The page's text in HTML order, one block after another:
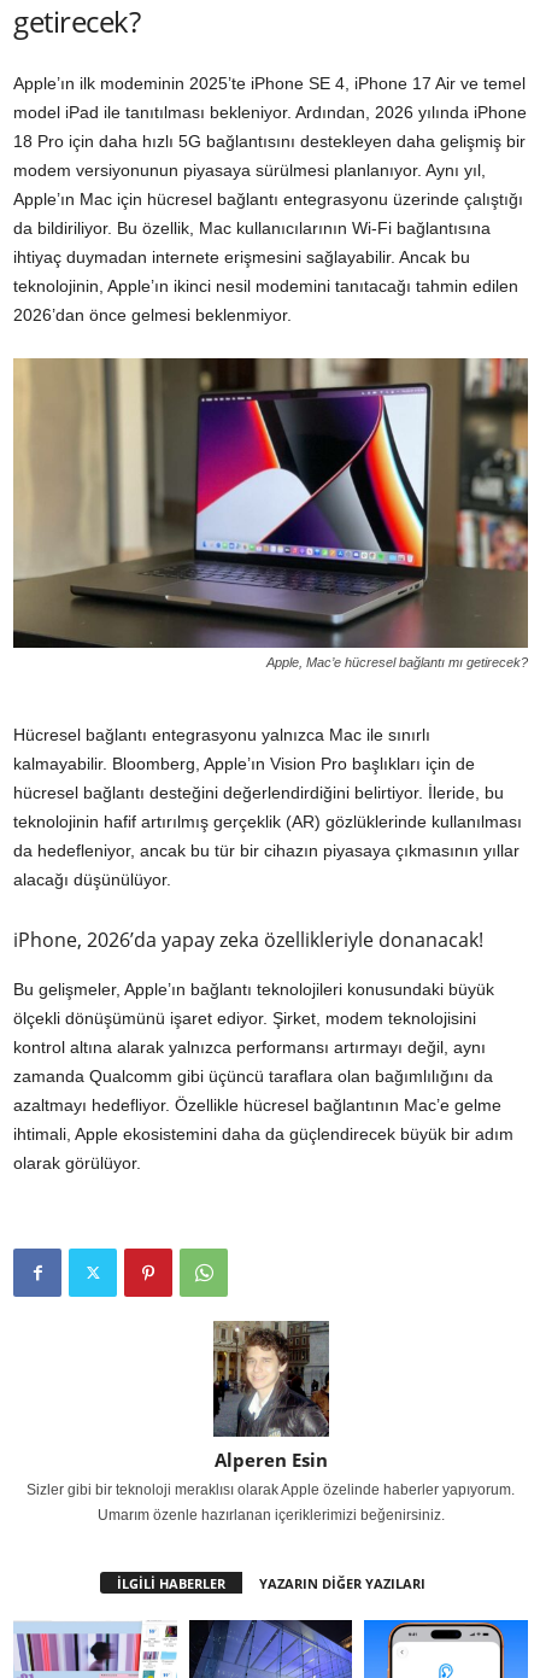
getirecek?
Apple’ın ilk modeminin 2025’te iPhone SE 4, iPhone 17 Air ve temel
model iPad ile tanıtılması bekleniyor. Ardından, 2026 yılında iPhone
18 Pro için daha hızlı 5G bağlantısını destekleyen daha gelişmiş bir
modem versiyonunun piyasaya sürülmesi planlanıyor. Aynı yıl,
Apple’ın Mac için hücresel bağlantı entegrasyonu üzerinde çalıştığı
da bildiriliyor. Bu özellik, Mac kullanıcılarının Wi-Fi bağlantısına
ihtiyaç duymadan internete erişmesini sağlayabilir. Ancak bu
teknolojinin, Apple’ın ikinci nesil modemini tanıtacağı tahmin edilen
2026’dan önce gelmesi beklenmiyor.
Apple, Mac’e hücresel bağlantı mı getirecek?
Hücresel bağlantı entegrasyonu yalnızca Mac ile sınırlı
kalmayabilir. Bloomberg, Apple’ın Vision Pro başlıkları için de
hücresel bağlantı desteğini değerlendirdiğini belirtiyor. İleride, bu
teknolojinin hafif artırılmış gerçeklik (AR) gözlüklerinde kullanılması
da hedefleniyor, ancak bu tür bir cihazın piyasaya çıkmasının yıllar
alacağı düşünülüyor.
iPhone, 2026’da yapay zeka özellikleriyle donanacak!
Bu gelişmeler, Apple’ın bağlantı teknolojileri konusundaki büyük
ölçekli dönüşümünü işaret ediyor. Şirket, modem teknolojisini
kontrol altına alarak yalnızca performansı artırmayı değil, aynı
zamanda Qualcomm gibi üçüncü taraflara olan bağımlılığını da
azaltmayı hedefliyor. Özellikle hücresel bağlantının Mac’e gelme
ihtimali, Apple ekosistemini daha da güçlendirecek büyük bir adım
olarak görülüyor.
Alperen Esin
Sizler gibi bir teknoloji meraklısı olarak Apple özelinde haberler yapıyorum.
Umarım özenle hazırlanan içeriklerimizi beğenirsiniz.
İLGİLİ HABERLER YAZARIN DİĞER YAZILARI